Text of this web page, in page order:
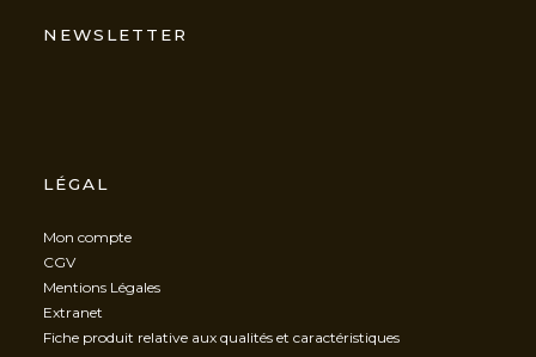
NEWSLETTER
LÉGAL
Mon compte
CGV
Mentions Légales
Extranet
Fiche produit relative aux qualités et caractéristiques